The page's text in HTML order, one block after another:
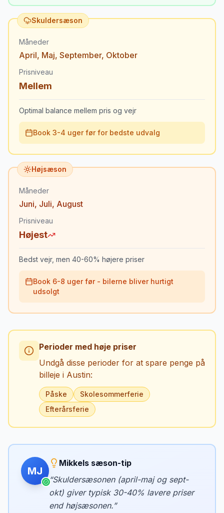
Skuldersæson
Måneder
April, Maj, September, Oktober
Prisniveau
Mellem
Optimal balance mellem pris og vejr
Book 3-4 uger før for bedste udvalg
Højsæson
Måneder
Juni, Juli, August
Prisniveau
Højest
Bedst vejr, men 40-60% højere priser
Book 6-8 uger før - bilerne bliver hurtigt
udsolgt
Perioder med høje priser
Undgå disse perioder for at spare penge på
billeje i Austin:
Påske
Skolesommerferie
Efterårsferie
MJ
Mikkels sæson-tip
“Skuldersæsonen (april-maj og sept-
okt) giver typisk 30-40% lavere priser
end højsæsonen.”